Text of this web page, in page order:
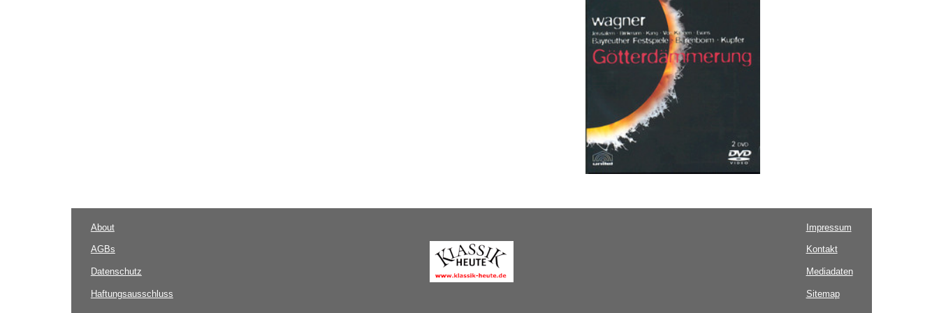
About
AGBs
Datenschutz
Haftungsausschluss
Impressum
Kontakt
Mediadaten
Sitemap